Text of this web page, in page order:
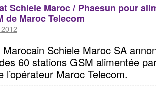
Schiele Maroc / Phaesun pour
de Maroc Telecom
Marocain Schiele Maroc SA
60 stations GSM alimentée
l’opérateur Maroc Telecom.